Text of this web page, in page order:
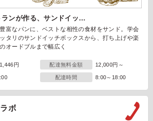
ンが作る、サンドイッ…
富なパンに、ベストな相性の食材をサンド。学会
タリのサンドイッチボックスから、打ち上げや楽
オードブルまで幅広く
円 配達無料金額 12,000円～
配達時間 8:00～18:00
ボ